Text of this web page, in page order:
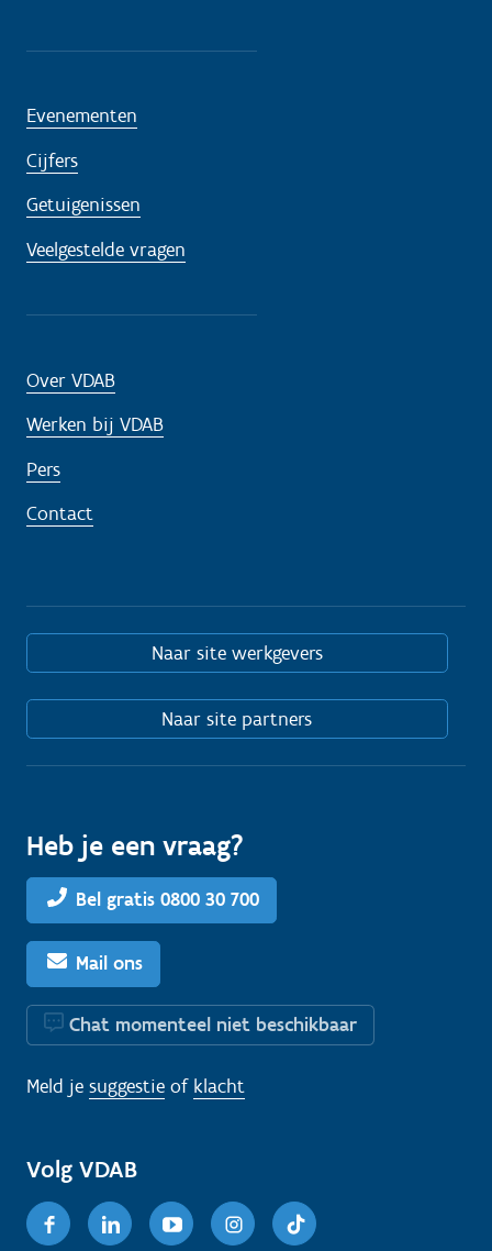
Evenementen
Cijfers
Getuigenissen
Veelgestelde vragen
Over VDAB
Werken bij VDAB
Pers
Contact
Naar site werkgevers
Naar site partners
Heb je een vraag?
Bel gratis 0800 30 700
Mail ons
Chat momenteel niet beschikbaar
Meld je suggestie of klacht
Volg VDAB
FacebookLinkedinYoutubeInstagram